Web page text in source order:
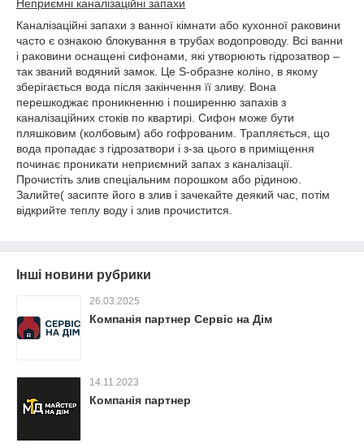
Неприємні каналізаційні запахи
Каналізаційні запахи з ванної кімнати або кухонної раковини
часто є ознакою блокування в трубах водопроводу. Всі ванни
і раковини оснащені сифонами, які утворюють гідрозатвор –
так званий водяний замок. Це S-образне коліно, в якому
зберігається вода після закінчення її зливу. Вона
перешкоджає проникненню і поширенню запахів з
каналізаційних стоків по квартирі. Сифон може бути
пляшковим (колбовым) або гофрованим. Трапляється, що
вода пропадає з гідрозатвори і з-за цього в приміщення
починає проникати неприємний запах з каналізації.
Прочистіть злив спеціальним порошком або рідиною.
Залийте( засипте його в злив і зачекайте деякий час, потім
відкрийте теплу воду і злив прочистится.
Інші новини рубрики
26.03.2025
Компанія партнер Сервіс на Дім
14.11.2023
Компанія партнер